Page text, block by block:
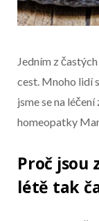
Jedním z
cest. Mnoho lidí
jsme se na
homeopatky
Začátek reklamy
Konec reklamy
Proč jsou
létě tak